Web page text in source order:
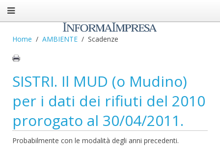
Home AMBIENTE Scadenze
SISTRI. Il MUD (o Mudino)
per i dati dei rifiuti del 2010
prorogato al 30/04/2011.
Probabilmente con le modalità degli anni precedenti.